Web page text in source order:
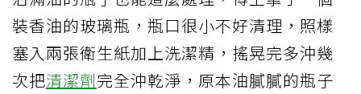
裝香油的玻璃瓶，瓶口很小不好清理，照樣
塞入兩張衛生紙加上洗潔精，搖晃完多沖幾
次把清潔劑完全沖乾淨，原本油膩膩的瓶子